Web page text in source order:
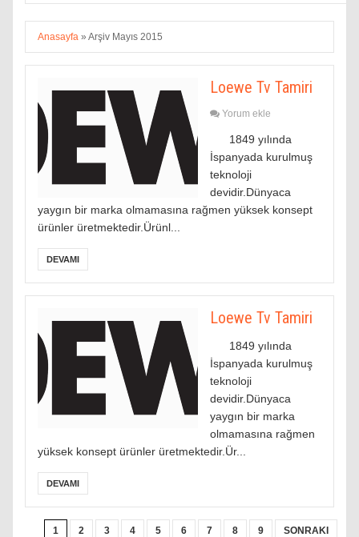
Anasayfa » Arşiv Mayıs 2015
Loewe Tv Tamiri
Yorum ekle
1849 yılında
İspanyada kurulmuş
teknoloji
devidir.Dünyaca
yaygın bir marka olmamasına rağmen yüksek konsept
ürünler üretmektedir.Ürünl...
DEVAMI
Loewe Tv Tamiri
1849 yılında
İspanyada kurulmuş
teknoloji
devidir.Dünyaca
yaygın bir marka
olmamasına rağmen
yüksek konsept ürünler üretmektedir.Ür...
DEVAMI
1 2 3 4 5 6 7 8 9
SONRAKI